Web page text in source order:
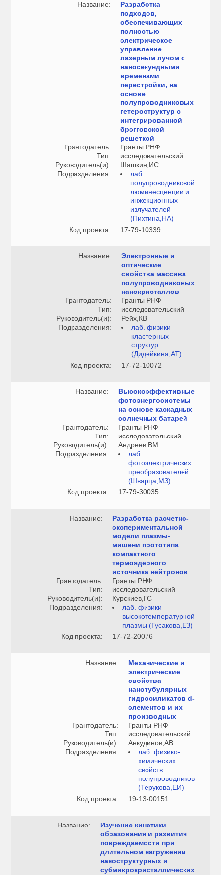
Название:
Разработка
подходов,
обеспечивающих
полностью
электрическое
управление
лазерным лучом с
наносекундными
временами
перестройки, на
основе
полупроводниковых
гетероструктур с
интегрированной
брэгговской
решеткой
Грантодатель:
Гранты РНФ
Тип:
исследовательский
Руководитель(и):
Шашкин,ИС
Подразделения:
лаб.
полупроводниковой
люминесценции и
инжекционных
излучателей
(Пихтина,НА)
Код проекта:
17-79-10339
Название:
Электронные и
оптические
свойства массива
полупроводниковых
нанокристаллов
Грантодатель:
Гранты РНФ
Тип:
исследовательский
Руководитель(и):
Рейх,КВ
Подразделения:
лаб. физики
кластерных
структур
(Дидейкина,АТ)
Код проекта:
17-72-10072
Название:
Высокоэффективные
фотоэнергосистемы
на основе каскадных
солнечных батарей
Грантодатель:
Гранты РНФ
Тип:
исследовательский
Руководитель(и):
Андреев,ВМ
Подразделения:
лаб.
фотоэлектрических
преобразователей
(Шварца,МЗ)
Код проекта:
17-79-30035
Название:
Разработка расчетно-
экспериментальной
модели плазмы-
мишени прототипа
компактного
термоядерного
источника нейтронов
Грантодатель:
Гранты РНФ
Тип:
исследовательский
Руководитель(и):
Курскиев,ГС
Подразделения:
лаб. физики
высокотемпературной
плазмы (Гусакова,ЕЗ)
Код проекта:
17-72-20076
Название:
Механические и
электрические
свойства
нанотубулярных
гидросиликатов d-
элементов и их
производных
Грантодатель:
Гранты РНФ
Тип:
исследовательский
Руководитель(и):
Анкудинов,АВ
Подразделения:
лаб. физико-
химических
свойств
полупроводников
(Терукова,ЕИ)
Код проекта:
19-13-00151
Название:
Изучение кинетики
образования и развития
повреждаемости при
длительном нагружении
наноструктурных и
субмикрокристаллических